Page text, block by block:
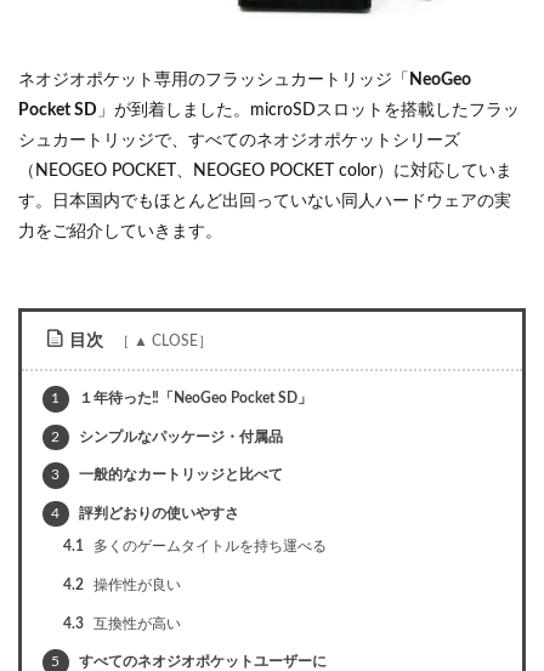
ネオジオポケット専用のフラッシュカートリッジ「 NeoGeo
Pocket SD 」が到着しました。microSDスロットを搭載したフラッ
シュカートリッジで、すべてのネオジオポケットシリーズ
（NEOGEO POCKET、NEOGEO POCKET color）に対応していま
す。日本国内でもほとんど出回っていない同人ハードウェアの実
力をご紹介していきます。
目次
1 １年待った‼「NeoGeo Pocket SD」
2 シンプルなパッケージ・付属品
3 一般的なカートリッジと比べて
4 評判どおりの使いやすさ
4.1 多くのゲームタイトルを持ち運べる
4.2 操作性が良い
4.3 互換性が高い
5 すべてのネオジオポケットユーザーに